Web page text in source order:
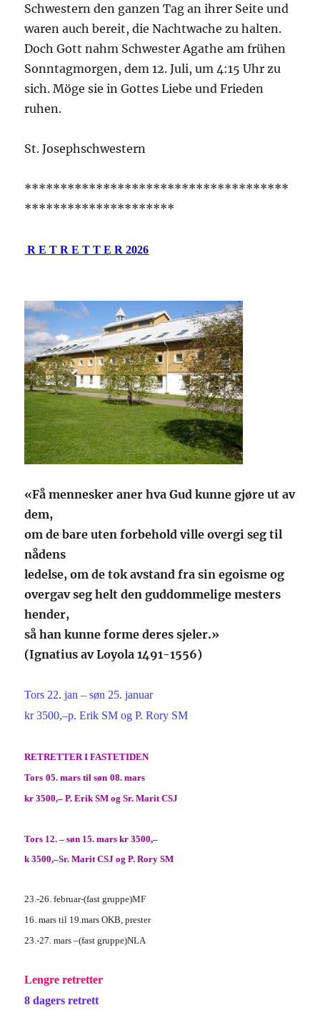
Schwestern den ganzen Tag an ihrer Seite und
waren auch bereit, die Nachtwache zu halten.
Doch Gott nahm Schwester Agathe am frühen
Sonntagmorgen, dem 12. Juli, um 4:15 Uhr zu
sich. Möge sie in Gottes Liebe und Frieden
ruhen.
St. Josephschwestern
*************************************
*********************
R E T R E T T E R 2026
«Få mennesker aner hva Gud kunne gjøre ut av
dem,
om de bare uten forbehold ville overgi seg til
nådens
ledelse, om de tok avstand fra sin egoisme og
overgav seg helt den guddommelige mesters
hender,
så han kunne forme deres sjeler.»
(Ignatius av Loyola 1491-1556)
Tors 22. jan–søn 25. januar
kr3500,–p. Erik SMogP. Rory SM
RETRETTER I FASTETIDEN
Tors 05. mars tilsøn 08.mars
kr 3500,–P. Erik SMogSr. Marit CSJ
Tors 12. –søn 15. marskr 3500,–
k 3500,–Sr.MaritCSJogP. RorySM
23.-26. februar-(fast gruppe)MF
16. mars til 19.mars OKB, prester
23.-27. mars –(fast gruppe)NLA
Lengre retretter
8 dagersretrett